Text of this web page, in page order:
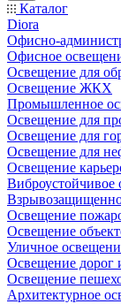
Каталог
Diora
Офисно-
Офисное
Освещение для
Освещение ЖКХ
Промышленное
Освещение для
Освещение для
Освещение для
Освещение
Виброустойчивое
Освещение
Освещение
Уличное
Освещение дорог
Освещение
Архитектурное